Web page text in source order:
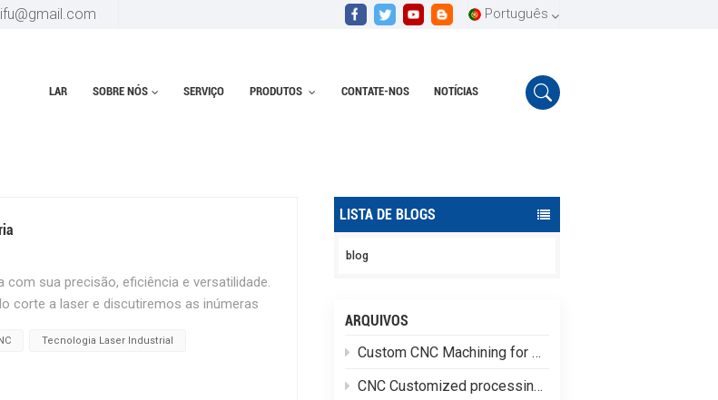
Português
English
LAR SOBRE NÓS SERVIÇO PRODUTOS CONTATE-NOS NOTÍCIAS
LISTA DE BLOGS
blog
ARQUIVOS
Custom CNC Machining for Special-Shaped Aluminum Alloy Brackets
CNC Customized processing of high-quality Special-shaped aluminum alloy parts
sua precisão, eficiência e versatilidade.
corte a laser e discutiremos as inúmeras
cortar materiais. O laser, que significa
emite um feixe de luz concentrado que
O processo pode ser dividido nas
Tecnologia Laser Industrial